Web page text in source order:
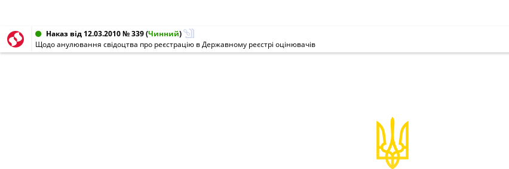
Наказ від 12.03.2010 № 339(Чинний)
Щодо анулювання свідоцтва про реєстрацію в Державному реєстрі оцінювачів